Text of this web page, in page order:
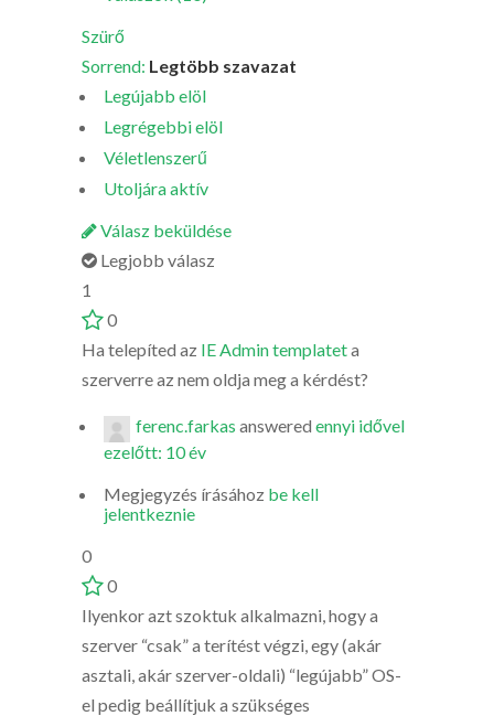
Szürő
Sorrend: Legtöbb szavazat
Legújabb elöl
Legrégebbi elöl
Véletlenszerű
Utoljára aktív
Válasz beküldése
Legjobb válasz
1
0
Ha telepíted az IE Admin templateta
szerverre az nem oldja meg a kérdést?
ferenc.farkas answered ennyi idővel
ezelőtt: 10 év
Megjegyzés írásához be kell
jelentkeznie
0
0
Ilyenkor azt szoktuk alkalmazni, hogy a
szerver “csak” a terítést végzi, egy (akár
asztali, akár szerver-oldali) “legújabb” OS-
el pedig beállítjuk a szükséges